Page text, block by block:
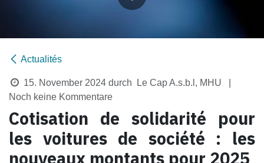
Actualités
15. November 2024 durch Le Cap A.s.b.l, MHU
Noch keine Kommentare
Cotisation de solidarité pour
les voitures de société : les
nouveaux montants pour 2025